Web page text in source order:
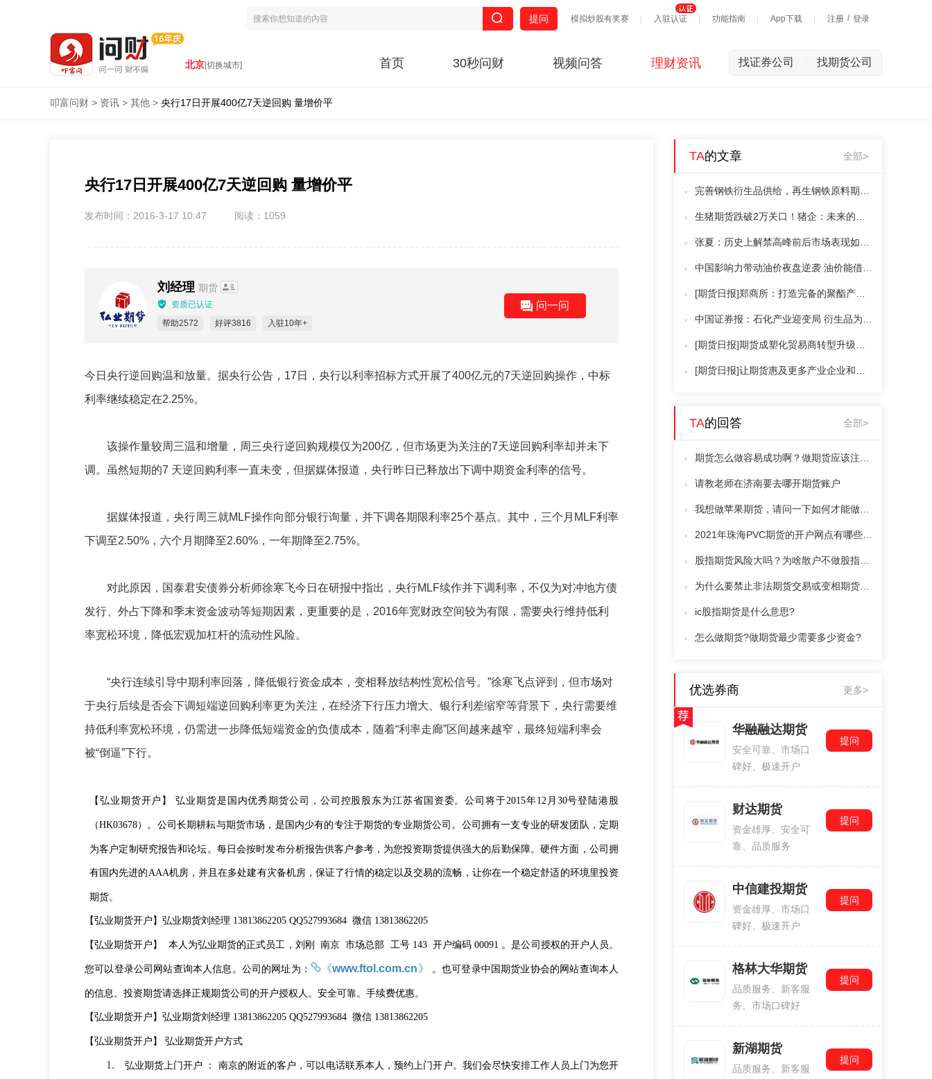
模拟炒股有奖赛 入驻认证 功能指南 App下载 注册 / 登录
提问
北京[切换城市] 首页 30秒问财 视频问答 理财资讯 找证券公司 找期货公司
叩富问财 > 资讯 > 其他 > 央行17日开展400亿7天逆回购 量增价平
央行17日开展400亿7天逆回购 量增价平
发布时间：2016-3-17 10:47 阅读：1059
刘经理 期货
资质已认证
帮助2572
好评3816 入驻10年+
问一问
今日央行逆回购温和放量。据央行公告，17日，央行以利率招标方式开展了400亿元的7天逆回购操作，中标
利率继续稳定在2.25%。
该操作量较周三温和增量，周三央行逆回购规模仅为200亿，但市场更为关注的7天逆回购利率却并未下
调。虽然短期的7 天逆回购利率一直未变，但据媒体报道，央行昨日已释放出下调中期资金利率的信号。
据媒体报道，央行周三就MLF操作向部分银行询量，并下调各期限利率25个基点。其中，三个月MLF利率
下调至2.50%，六个月期降至2.60%，一年期降至2.75%。
对此原因，国泰君安债券分析师徐寒飞今日在研报中指出，央行MLF续作并下调利率，不仅为对冲地方债
发行、外占下降和季末资金波动等短期因素，更重要的是，2016年宽财政空间较为有限，需要央行维持低利
率宽松环境，降低宏观加杠杆的流动性风险。
“央行连续引导中期利率回落，降低银行资金成本，变相释放结构性宽松信号。”徐寒飞点评到，但市场对
于央行后续是否会下调短端逆回购利率更为关注，在经济下行压力增大、银行利差缩窄等背景下，央行需要维
持低利率宽松环境，仍需进一步降低短端资金的负债成本，随着“利率走廊”区间越来越窄，最终短端利率会
被“倒逼”下行。
【弘业期货开户】 弘业期货是国内优秀期货公司，公司控股股东为江苏省国资委。公司将于2015年12 月 30号登陆港股
（HK03678）。公司长期耕耘与期货市场，是国内少有的专注于期货的专业期货公司。公司拥有一支专业的研发团队，定期
为客户定制研究报告和论坛。每日会按时发布分析报告供客户参考，为您投资期货提供强大的后勤保障。硬件方面，公司拥
有国内先进的AAA机房，并且在多处建有灾备机房，保证了行情的稳定以及交易的流畅，让你在一个稳定舒适的环境里投资
期货。
【弘业期货开户】弘业期货刘经理 13813862205 QQ527993684 微信 13813862205
【弘业期货开户】 本人为弘业期货的正式员工，刘刚 南京 市场总部 工号143 开户编码 00091 。是公司授权的开户人员。
您可以登录公司网站查询本人信息。公司的网址为： 《www.ftol.com.cn》 。也可登录中国期货业协会的网站查询本人
的信息。投资期货请选择正规期货公司的开户授权人。安全可靠。手续费优惠。
【弘业期货开户】弘业期货刘经理 13813862205 QQ527993684 微信 13813862205
【弘业期货开户】 弘业期货开户方式
1. 弘业期货上门开户 ： 南京的附近的客户，可以电话联系本人，预约上门开户。我们会尽快安排工作人员上门为您开
TA的文章 全部>
TA的回答 全部>
请教老师在济南要去哪开期货账户
ic股指期货是什么意思?
怎么做期货?做期货最少需要多少资金?
优选券商 更多>
华融融达期货
安全可靠、市场口
碑好、极速开户
提问
财达期货
资金雄厚、安全可
靠、品质服务
提问
中信建投期货
资金雄厚、市场口
碑好、极速开户
提问
格林大华期货
品质服务、新客服
务、市场口碑好
提问
新湖期货
品质服务、新客服
提问